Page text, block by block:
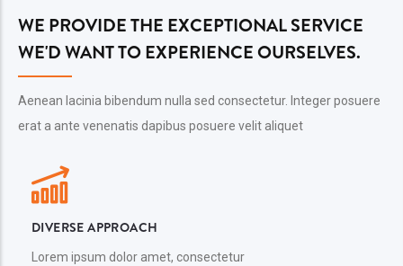
WE PROVIDE THE EXCEPTIONAL SERVICE
WE'D WANT TO EXPERIENCE OURSELVES.
Aenean lacinia bibendum nulla sed consectetur. Integer posuere
erat a ante venenatis dapibus posuere velit aliquet
DIVERSE APPROACH
Lorem ipsum dolor amet, consectetur